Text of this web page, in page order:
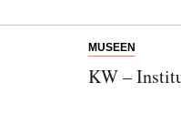
MUSEEN
KW –